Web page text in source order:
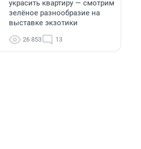
украсить квартиру — смотрим
зелёное разнообразие на
выставке экзотики
26 853 13